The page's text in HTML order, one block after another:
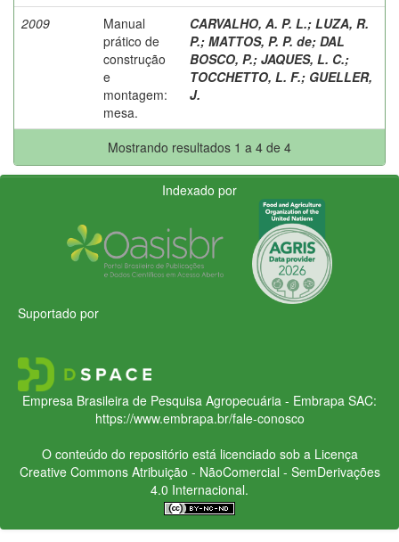
2009
Manual
prático de
construção
e
montagem:
mesa.
CARVALHO, A. P. L.; LUZA, R.
P.; MATTOS, P. P. de; DAL
BOSCO, P.; JAQUES, L. C.;
TOCCHETTO, L. F.; GUELLER,
J.
Mostrando resultados 1 a 4 de 4
Indexado por
Suportado por
Empresa Brasileira de Pesquisa Agropecuária - Embrapa SAC:
https://www.embrapa.br/fale-conosco
O conteúdo do repositório está licenciado sob a Licença
Creative CommonsAtribuição - NãoComercial - SemDerivações
4.0 Internacional.